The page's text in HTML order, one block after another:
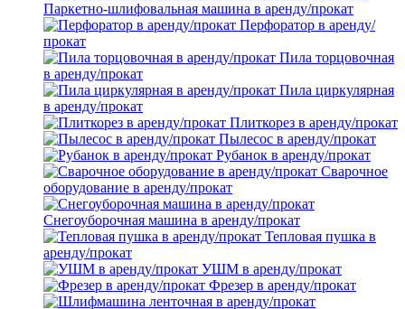
Паркетно-шлифовальная машина в аренду/прокат
Перфоратор в аренду/
прокат
Пила торцовочная
в аренду/прокат
Пила циркулярная
в аренду/прокат
Плиткорез в аренду/прокат
Пылесос в аренду/прокат
Рубанок в аренду/прокат
Сварочное
оборудование в аренду/прокат
Снегоуборочная машина в аренду/прокат
Тепловая пушка в
аренду/прокат
УШМ в аренду/прокат
Фрезер в аренду/прокат